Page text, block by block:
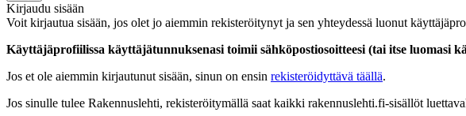
Kirjaudu sisään
Voit kirjautua sisään, jos olet jo aiemmin rekisteröitynyt ja sen yhteydessä luonut
Käyttäjäprofiilissa käyttäjätunnuksenasi toimii sähköpostiosoitteesi (tai itse luomasi
Jos et ole aiemmin kirjautunut sisään, sinun on ensin rekisteröidyttävä täällä.
Jos sinulle tulee Rakennuslehti, rekisteröitymällä saat kaikki rakennuslehti.fi-sisällöt